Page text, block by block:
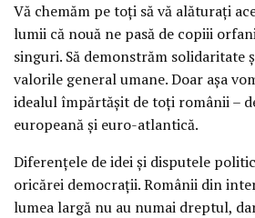
Vă chemăm pe toţi să vă alăturaţi
lumii că nouă ne pasă de copiii
singuri. Să demonstrăm solidaritate
valorile general umane. Doar aşa
idealul împărtăşit de toţi românii –
europeană şi euro-atlantică.
Diferenţele de idei şi disputele
oricărei democraţii. Românii din
lumea largă nu au numai dreptul,